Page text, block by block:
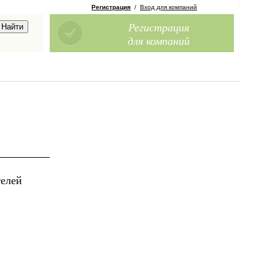
Регистрация / Вход для компаний
Регистрация
для компаний